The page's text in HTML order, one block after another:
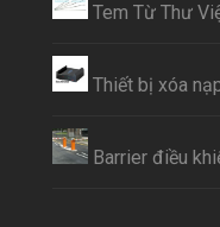
Tem Từ Thư
Thiết bị xóa
Barrier điều